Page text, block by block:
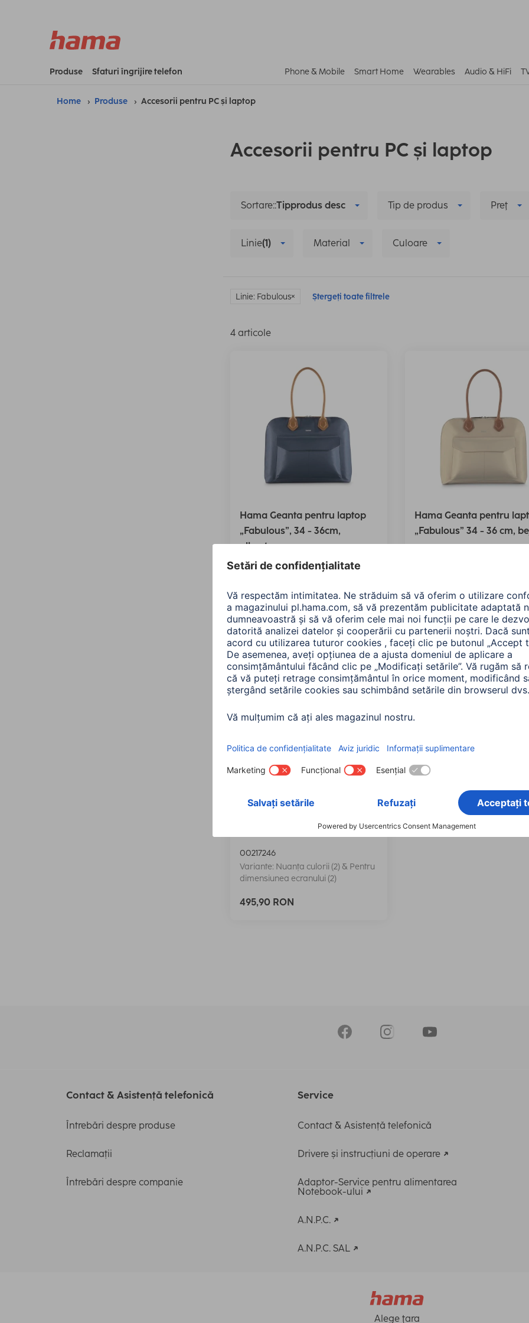
Produse Sfaturi îngrijire telefon Phone & Mobile Smart Home Wearables Audio & HiFi
Home Produse Accesorii pentru PC și laptop
Accesorii pentru PC și laptop
Sortare::Tipprodus desc Tip de produs Preţ
Linie(1) Material Culoare
Linie: Fabulous Ștergeți toate filtrele
4 articole
Hama Geanta pentru laptop
„Fabulous”, 34 - 36cm,
albastru
00217243
dimensiunea ecranului (2)
450,90 RON
Hama Geanta pentru
„Fabulous” 34 - 36 cm,
450,90 RON
"Fabulous",40 - 41 cm, bej
00217246
Variante: Nuanța culorii (2) & Pentru
dimensiunea ecranului (2)
495,90 RON
Contact & Asistență telefonică
Întrebări despre produse
Reclamații
Întrebări despre companie
Service
Contact & Asistență telefonică
Drivere și instrucțiuni de operare
Adaptor-Service pentru alimentarea
Notebook-ului
A.N.P.C.
A.N.P.C. SAL
Alege ţara